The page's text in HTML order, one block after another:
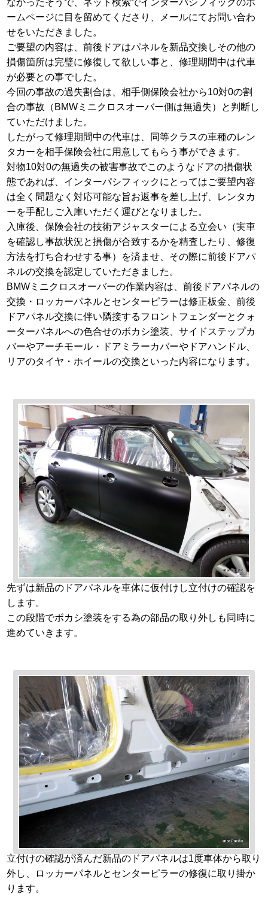
なかったそうで、ネット検索でインターパシフィックのホ
ームページに目を留めてくださり、メールにてお問い合わ
せをいただきました。
ご要望の内容は、前後ドアはパネルを新品交換しその他の
損傷箇所は完璧に修復して欲しい事と、修理期間中は代車
が必要との事でした。
今回の事故の過失割合は、相手側保険会社から10対0の割
合の事故（BMWミニクロスオーバー側は無過失）と判断し
ていただけました。
したがって修理期間中の代車は、同等クラスの車種のレン
タカーを相手保険会社に用意してもらう事ができます。
対物10対0の無過失の被害事故でこのようなドアの損傷状
態であれば、インターパシフィックにとってはご要望内容
は全く問題なく対応可能な旨お返事を差し上げ、レンタカ
ーを手配しご入庫いただく運びとなりました。
入庫後、保険会社の技術アジャスターによる立会い（実車
を確認し事故状況と損傷が合致するかを精査したり、修復
方法を打ち合わせする事）を済ませ、その際に前後ドアパ
ネルの交換を認定していただきました。
BMWミニクロスオーバーの作業内容は、前後ドアパネルの
交換・ロッカーパネルとセンターピラーは修正板金、前後
ドアパネル交換に伴い隣接するフロントフェンダーとクォ
ーターパネルへの色合せのボカシ塗装、サイドステップカ
バーやアーチモール・ドアミラーカバーやドアハンドル、
リアのタイヤ・ホイールの交換といった内容になります。
先ずは新品のドアパネルを車体に仮付けし立付けの確認を
します。
この段階でボカシ塗装をする為の部品の取り外しも同時に
進めていきます。
立付けの確認が済んだ新品のドアパネルは1度車体から取り
外し、ロッカーパネルとセンターピラーの修復に取り掛か
ります。